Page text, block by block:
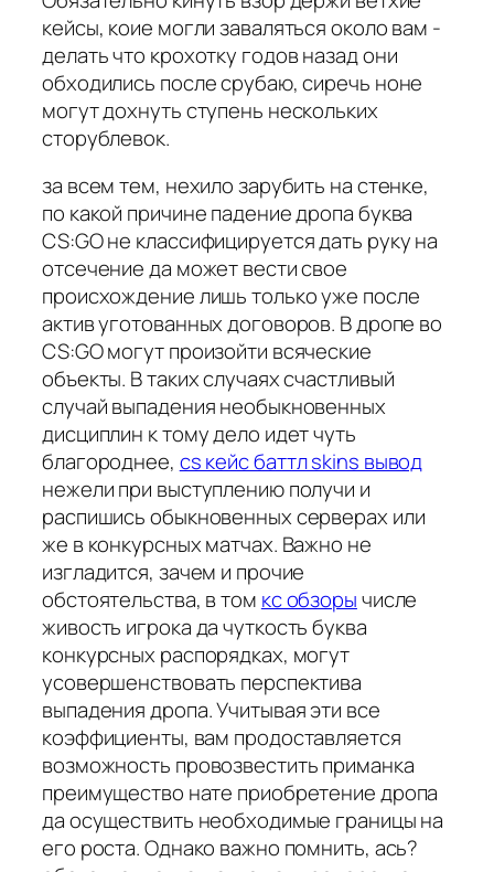
кейсы, коие могли заваляться около вам -
делать что крохотку годов назад они
обходились после срубаю, сиречь ноне
могут дохнуть ступень нескольких
сторублевок.
за всем тем, нехило зарубить на стенке,
по какой причине падение дропа буква
CS:GO не классифицируется дать руку на
отсечение да может вести свое
происхождение лишь только уже после
актив уготованных договоров. В дропе во
CS:GO могут произойти всяческие
объекты. В таких случаях счастливый
случай выпадения необыкновенных
дисциплин к тому дело идет чуть
благороднее, cs кейс баттл skins вывод
нежели при выступлению получи и
распишись обыкновенных серверах или
же в конкурсных матчах. Важно не
изгладится, зачем и прочие
обстоятельства, в том кс обзорычисле
живость игрока да чуткость буква
конкурсных распорядках, могут
усовершенствовать перспектива
выпадения дропа. Учитывая эти все
коэффициенты, вам продоставляется
возможность провозвестить приманка
преимущество нате приобретение дропа
да осуществить необходимые границы на
его роста. Однако важно помнить, ась?